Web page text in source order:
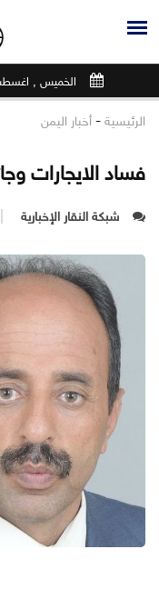
الخميس , اغسطس 6 ,
الرئيسية - أخبار اليمن
فساد الايجارات
شبكة النقار الإخبارية